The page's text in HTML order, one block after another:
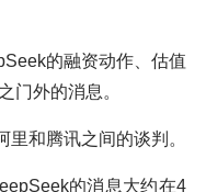
的融资动作、估值
门外的消息。
和腾讯之间的谈判。
的消息大约在4